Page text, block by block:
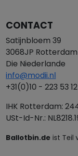
CONTACT
Satijnbloem 39
3068JP Rotterdam
Die Niederlande
info@modii.nl
+31(0)10 - 223 53 12
IHK Rotterdam:
USt-Id-Nr.:
Ballotbin.de ist Teil